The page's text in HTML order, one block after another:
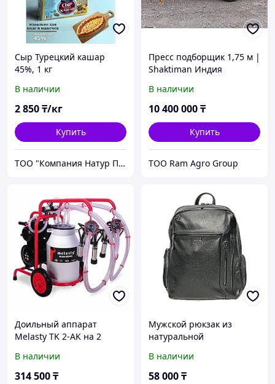
Сыр Турецкий кашар
45%, 1 кг
В наличии
2 850₸/кг
Купить
ТОО "Компания Натур Продукт"
Пресс подборщик 1,75 м |
Shaktiman Индия
В наличии
10 400 000₸
Купить
ТОО Ram Agro Group
Доильный аппарат
Melasty TK 2-AK на 2
В наличии
314 500₸
Мужской рюкзак из
натуральной
турецкого бренда "Bond
Non".
В наличии
58 000₸